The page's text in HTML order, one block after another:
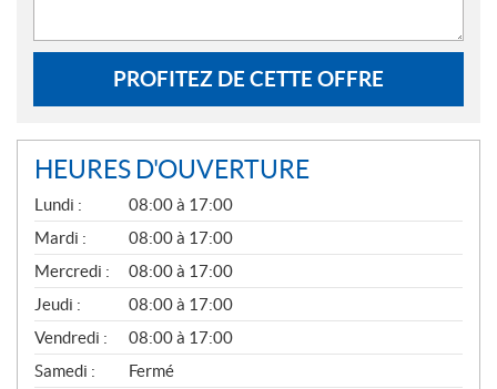
PROFITEZ DE CETTE OFFRE
HEURES D'OUVERTURE
G
É
N
É
R
A
L
Lundi :
08:00 à 17:00
Mardi :
08:00 à 17:00
Mercredi :
08:00 à 17:00
Jeudi :
08:00 à 17:00
Vendredi :
08:00 à 17:00
Samedi :
Fermé